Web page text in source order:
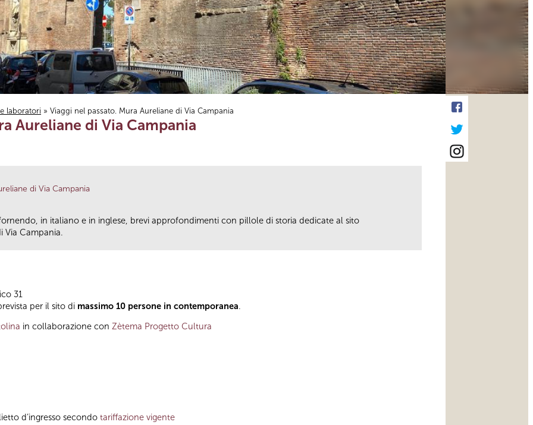
laboratori » Viaggi nel passato. Mura Aureliane di Via Campania
Aureliane di Via Campania
di Via Campania
in italiano e in inglese, brevi approfondimenti con pillole di storia dedicate al sito
Via Campania.
31
per il sito di massimo 10 persone in contemporanea.
in collaborazione con Zètema Progetto Cultura
d’ingresso secondo tariffazione vigente